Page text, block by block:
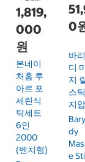
1,819,
000
원
본네이
처홈 루
아르 포
세린식
탁세트
6인
2000
(벤치형)
0
바
디
지
스
지
Dy
E